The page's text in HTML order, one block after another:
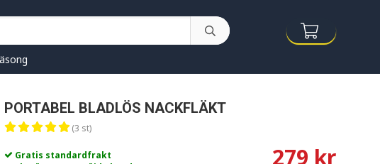
PORTABEL BLADLÖS NACKFLÄKT
(3 st)
Gratis standardfrakt
279 kr